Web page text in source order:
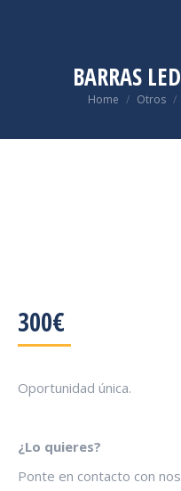
BARRAS
You are here:
Home Otros
300€
Oportunidad única.
¿Lo quieres?
Ponte en contacto con